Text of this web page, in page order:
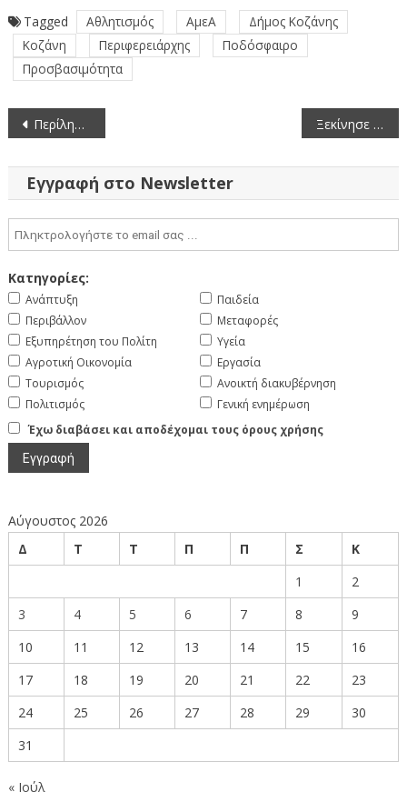
Tagged Αθλητισμός ΑμεΑ
Δήμος Κοζάνης
Κοζάνη
Περιφερειάρχης
Ποδόσφαιρο
Προσβασιμότητα
Πλοήγηση
άρθρων
Περίληψη Διακήρυξης Ηλεκτρονικού Διαγωνισμού του Έργου: «Αίθουσα Πολλαπλών Χρήσεων Διοικητηρίου Καστοριάς» Ξεκίνησε η τοποθέτηση των ποτιστρών στον ορεινό όγκο των Γρεβενών
Εγγραφή στο Newsletter
Κατηγορίες:
Ανάπτυξη
Περιβάλλον
Εξυπηρέτηση του Πολίτη
Αγροτική Οικονομία
Τουρισμός
Πολιτισμός
Παιδεία
Μεταφορές
Υγεία
Εργασία
Ανοικτή διακυβέρνηση
Γενική ενημέρωση
Έχω διαβάσει και αποδέχομαι τους όρους χρήσης
Αύγουστος 2026
Δ
Τ Τ Π Π Σ
Κ
1
2
3
4 5 6 7 8
9
10
11 12 13 14 15
16
17
18 19 20 21 22
23
24
25 26 27 28 29
30
31
« Ιούλ